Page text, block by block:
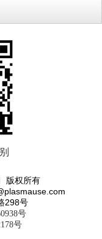
版权所有
298号
号
号